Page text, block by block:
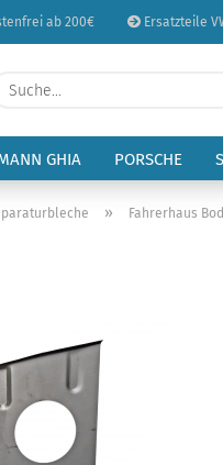
ab 200€ Ersatzteile
GHIA PORSCHE
» Fahrerhaus